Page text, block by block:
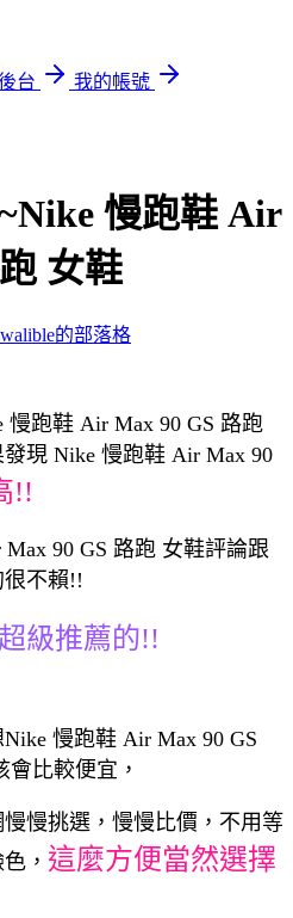
台
我的帳號
慢跑鞋 Air
女鞋
的部落格
跑鞋 Air Max 90 GS 路跑
現 Nike 慢跑鞋 Air Max 90
!!
90 GS 路跑 女鞋評論跟
很不賴!!
級推薦的!!
慢跑鞋 Air Max 90 GS
比較便宜，
慢挑選，慢慢比價，不用等
， 這麼方便當然選擇